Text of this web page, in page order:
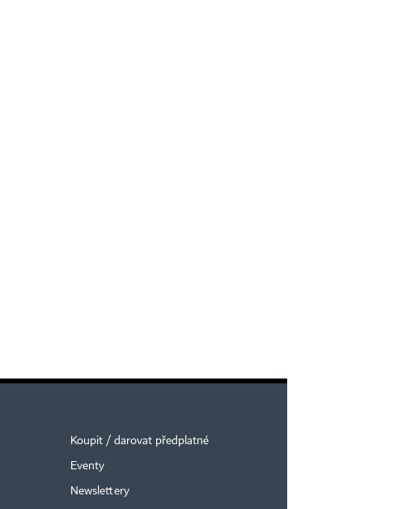
Koupit / darovat předplatné
Eventy
Newslettery